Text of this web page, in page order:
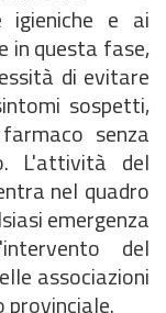
igieniche e ai
in questa fase,
di evitare
sospetti,
senza
L'attività del
nel quadro
emergenza
del
associazioni